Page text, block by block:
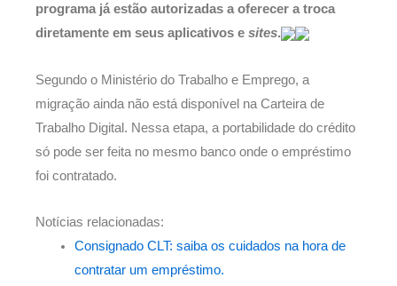
programa já estão autorizadas a oferecer a troca
diretamente em seus aplicativos e sites.
Segundo o Ministério do Trabalho e Emprego, a
migração ainda não está disponível na Carteira de
Trabalho Digital. Nessa etapa, a portabilidade do crédito
só pode ser feita no mesmo banco onde o empréstimo
foi contratado.
Notícias relacionadas:
Consignado CLT: saiba os cuidados na hora de
contratar um empréstimo.